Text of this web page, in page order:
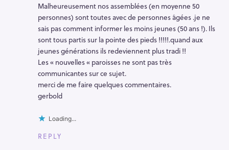
Malheureusement nos assemblées (en moyenne 50
personnes) sont toutes avec de personnes âgées .je ne
sais pas comment informer les moins jeunes (50 ans !). Ils
sont tous partis sur la pointe des pieds !!!!!.quand aux
jeunes générations ils redeviennent plus tradi !!
Les « nouvelles « paroisses ne sont pas très
communicantes sur ce sujet.
merci de me faire quelques commentaires.
gerbold
Loading...
REPLY